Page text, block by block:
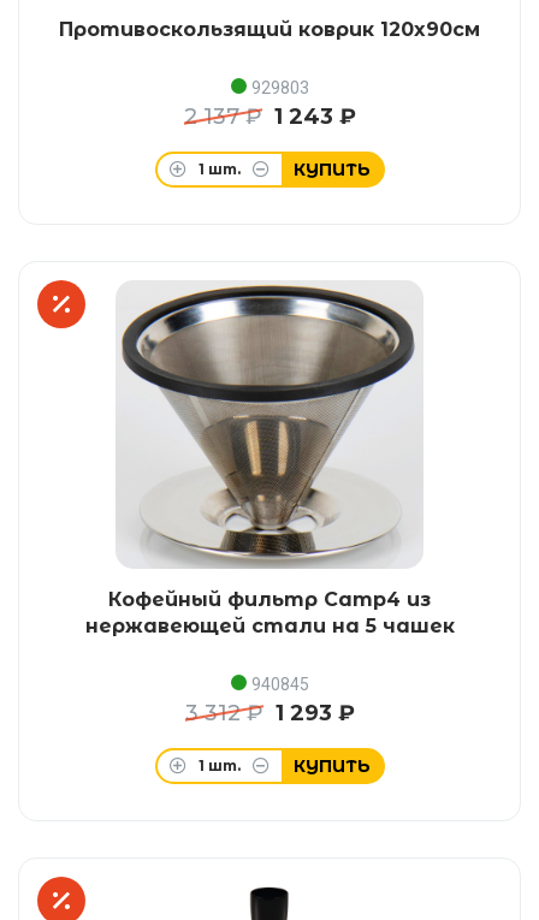
Противоскользящий коврик 120x90см
929803
2 137 ₽ 1 243 ₽
1 шт. КУПИТЬ
Кофейный фильтр Camp4 из
нержавеющей стали на 5 чашек
940845
3 312 ₽ 1 293 ₽
1 шт. КУПИТЬ